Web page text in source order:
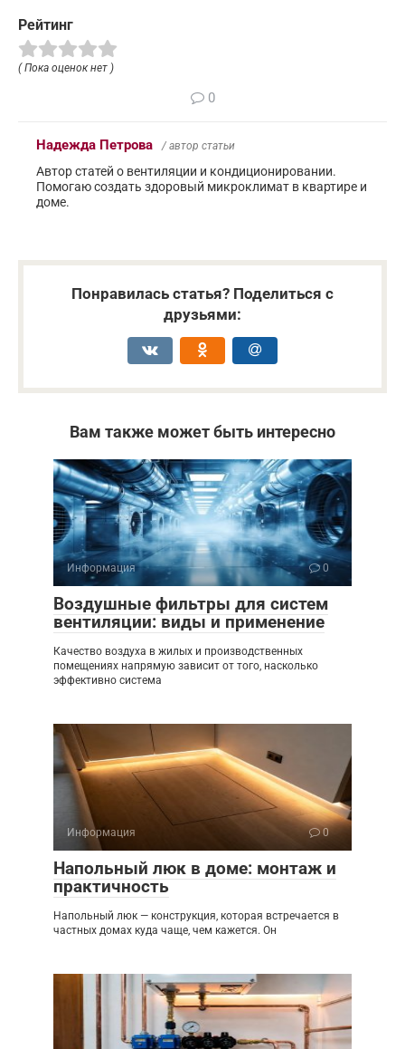
Рейтинг
( Пока оценок нет )
0
Надежда Петрова / автор статьи
Автор статей о вентиляции и кондиционировании.
Помогаю создать здоровый микроклимат в квартире и
доме.
Понравилась статья? Поделиться с
друзьями:
Вам также может быть интересно
Информация 0
Воздушные фильтры для систем
вентиляции: виды и применение
Качество воздуха в жилых и производственных
помещениях напрямую зависит от того, насколько
эффективно система
Информация 0
Напольный люк в доме: монтаж и
практичность
Напольный люк — конструкция, которая встречается в
частных домах куда чаще, чем кажется. Он